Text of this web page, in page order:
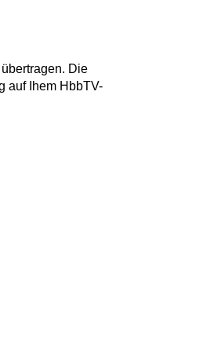
Die
auf Ihem HbbTV-